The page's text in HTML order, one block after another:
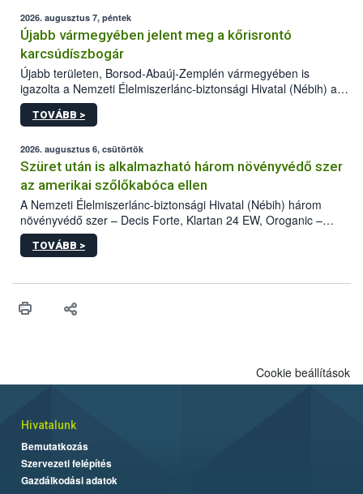
2026. augusztus 7, péntek
Újabb vármegyében jelent meg a kőrisrontó
karcsúdíszbogár
Újabb területen, Borsod-Abaúj-Zemplén vármegyében is
igazolta a Nemzeti Élelmiszerlánc-biztonsági Hivatal (Nébih) a
kőrisrontó karcsúdíszbogár (Agrilus planipennis) jelenlétét. A
kártevőt nem csak színcsapdában találták meg, de már fertőzött
az intenzív felderítést, emellett az intézkedéseket a szlovák
hatósággal is összehangolják a terjedés megállítása érdekében.
TOVÁBB >
2026. augusztus 6, csütörtök
Szüret után is alkalmazható három növényvédő szer
az amerikai szőlőkabóca ellen
A Nemzeti Élelmiszerlánc-biztonsági Hivatal (Nébih) három
növényvédő szer – Decis Forte, Klartan 24 EW, Oroganic –
engedélyokiratát módosította, így azok a szüretet követően,
egészen a vesszőérettség (BBCH 91) stádiumáig
érésű szőlőkben is legyen lehetőség a károsító elleni további
felhasználók számára is elérhető és ökológiai termesztésben is
TOVÁBB >
Cookie beállítások
Hivatalunk
Bemutatkozás
Szervezeti felépítés
Gazdálkodási adatok